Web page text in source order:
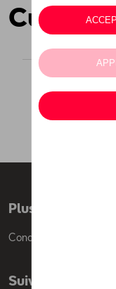
Cuir
Plus
Conditions de vente
Suivez nous